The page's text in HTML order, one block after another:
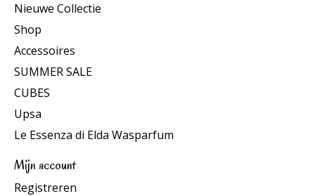
Nieuwe Collectie
Shop
Accessoires
SUMMER SALE
CUBES
Upsa
Le Essenza di Elda Wasparfum
Mijn account
Registreren